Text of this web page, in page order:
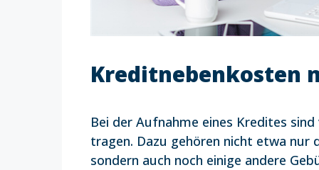
Kreditnebenkosten
Bei der Aufnahme eines Kredites
tragen. Dazu gehören nicht etwa nur
sondern auch noch einige andere